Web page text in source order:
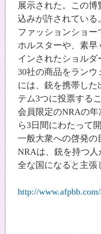
展示された。この
込みが許されている。
ファッションショー
ホルスターや、素
インされたショル
30社の商品をラン
には、銃を携帯した
テム3つに投票する
会員限定のNRAの
ら3日間にわたって
一般大衆への啓発の
NRAは、銃を持つ
全な国になると主張
http://